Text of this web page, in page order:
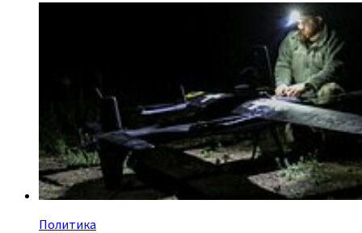
Политика